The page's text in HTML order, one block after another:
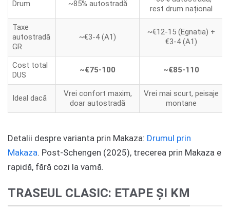
Drum ~85% autostradă
rest drum național
Taxe
autostradă
GR
~€3-4 (A1)
~€12-15 (Egnatia) +
€3-4 (A1)
Cost total
DUS
~€75-100 ~€85-110
Ideal dacă
Vrei confort maxim,
doar autostradă
Vrei mai scurt, peisaje
montane
Detalii despre varianta prin Makaza: Drumul prin
Makaza. Post-Schengen (2025), trecerea prin Makaza e
rapidă, fără cozi la vamă.
TRASEUL CLASIC: ETAPE ȘI KM